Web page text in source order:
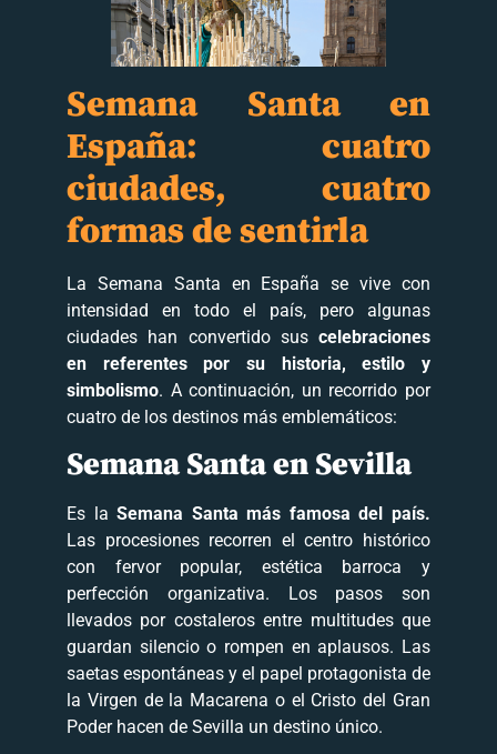
Semana Santa en
España: cuatro
ciudades, cuatro
formas de sentirla
La Semana Santa en España se vive con
intensidad en todo el país, pero algunas
ciudades han convertido suscelebraciones
en referentes por su historia, estilo y
simbolismo. A continuación, un recorrido por
cuatro de los destinos más emblemáticos:
Semana Santa en Sevilla
Es la Semana Santa más famosa del país.
Las procesiones recorren el centro histórico
con fervor popular, estética barroca y
perfección organizativa. Los pasos son
llevados por costaleros entre multitudes que
guardan silencio o rompen en aplausos. Las
saetas espontáneas y el papel protagonista de
la Virgen de la Macarena o el Cristo del Gran
Poder hacen de Sevilla un destino único.